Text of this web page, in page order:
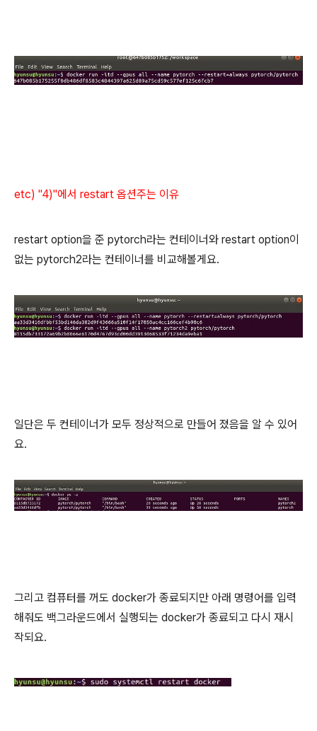
etc) "4)"에서 restart 옵션주는 이유
restart option을 준 pytorch라는 컨테이너와 restart option이
없는 pytorch2라는 컨테이너를 비교해볼게요.
일단은 두 컨테이너가 모두 정상적으로 만들어 졌음을 알 수 있어
요.
그리고 컴퓨터를 꺼도 docker가 종료되지만 아래 명령어를 입력
해줘도 백그라운드에서 실행되는 docker가 종료되고 다시 재시
작되요.